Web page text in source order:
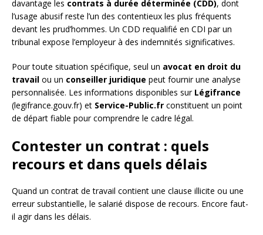
davantage les contrats à durée déterminée (CDD), dont
l’usage abusif reste l’un des contentieux les plus fréquents
devant les prud’hommes. Un CDD requalifié en CDI par un
tribunal expose l’employeur à des indemnités significatives.
Pour toute situation spécifique, seul un avocat en droit du
travail ou un conseiller juridique peut fournir une analyse
personnalisée. Les informations disponibles sur Légifrance
(legifrance.gouv.fr) et Service-Public.fr constituent un point
de départ fiable pour comprendre le cadre légal.
Contester un contrat : quels
recours et dans quels délais
Quand un contrat de travail contient une clause illicite ou une
erreur substantielle, le salarié dispose de recours. Encore faut-
il agir dans les délais.